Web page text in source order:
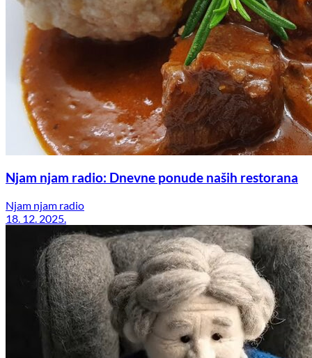
Njam njam radio: Dnevne ponude naših restorana
Njam njam radio
18. 12. 2025.